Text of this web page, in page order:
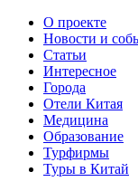
О проекте
Новости и
Статьи
Интересное
Города
Отели Китая
Медицина
Образование
Турфирмы
Туры в Китай